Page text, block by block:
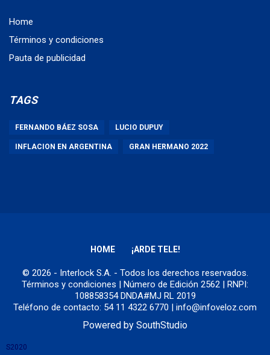
Home
Términos y condiciones
Pauta de publicidad
TAGS
FERNANDO BÁEZ SOSA LUCIO DUPUY
INFLACION EN ARGENTINA GRAN HERMANO 2022
HOME ¡ARDE TELE!
© 2026 - Interlock S.A. - Todos los derechos reservados.
Términos y condiciones | Número de Edición 2562 | RNPI:
108858354 DNDA#MJ RL 2019
Teléfono de contacto: 54 11 4322 6770 | info@infoveloz.com
Powered by SouthStudio
S2020